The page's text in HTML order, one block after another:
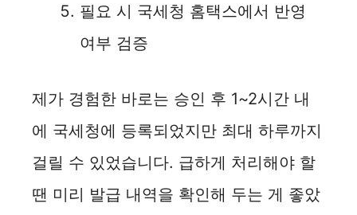
필요 시 국세청 홈택스에서 반영
여부 검증
제가 경험한 바로는 승인 후 1~2시간 내
에 국세청에 등록되었지만 최대 하루까지
걸릴 수 있었습니다. 급하게 처리해야 할
땐 미리 발급 내역을 확인해 두는 게 좋았